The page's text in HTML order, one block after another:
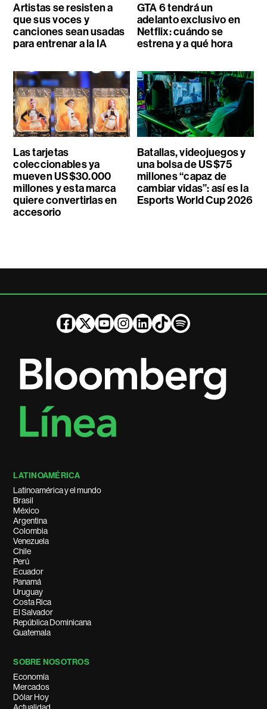
Artistas se resisten a
que sus voces y
canciones sean usadas
para entrenar a la IA
GTA 6 tendrá un
adelanto exclusivo en
Netflix: cuándo se
estrena y a qué hora
Las tarjetas
coleccionables ya
mueven US$30.000
millones y esta marca
quiere convertirlas en
accesorio
Batallas, videojuegos y
una bolsa de US$75
millones “capaz de
cambiar vidas”: así es la
Esports World Cup 2026
LATINOAMÉRICA
Latinoamérica y el mundo
Brasil
México
Argentina
Colombia
Venezuela
Chile
Perú
Ecuador
Panamá
Uruguay
Costa Rica
El Salvador
República Dominicana
Guatemala
SOBRE NOSOTROS
Economía
Mercados
Dólar Hoy